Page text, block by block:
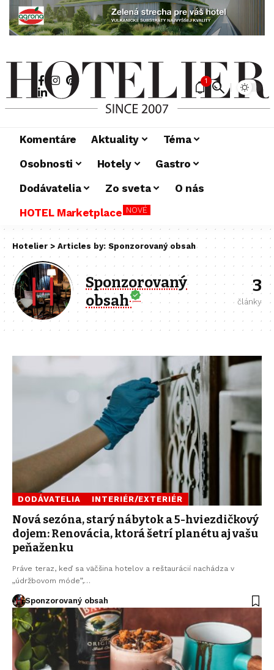
1
Komentáre Aktuality
Téma
Osobnosti
Hotely
Gastro
Dodávatelia
Zo sveta
O nás
HOTEL Marketplace NOVÉ
Hotelier > Articles by: Sponzorovaný obsah
Sponzorovaný
obsah
3
články
DODÁVATELIA INTERIÉR/EXTERIÉR
Nová sezóna, starý nábytok a 5-hviezdičkový
dojem: Renovácia, ktorá šetrí planétu aj vašu
peňaženku
Práve teraz, keď sa väčšina hotelov a reštaurácií nachádza v
„údržbovom móde”,…
Sponzorovaný obsah